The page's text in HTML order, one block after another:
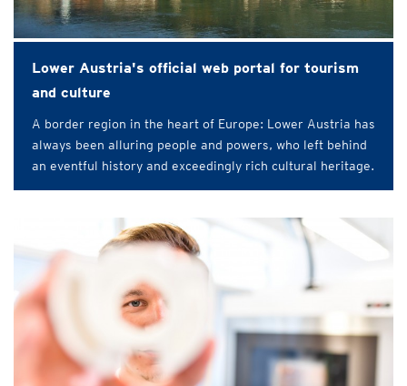
Lower Austria's official web portal for tourism
and culture
A border region in the heart of Europe: Lower Austria has
always been alluring people and powers, who left behind
an eventful history and exceedingly rich cultural heritage.